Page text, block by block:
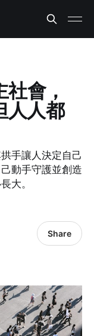
會，
人人都
手讓人決定自己
動手守護並創造
大。
Share